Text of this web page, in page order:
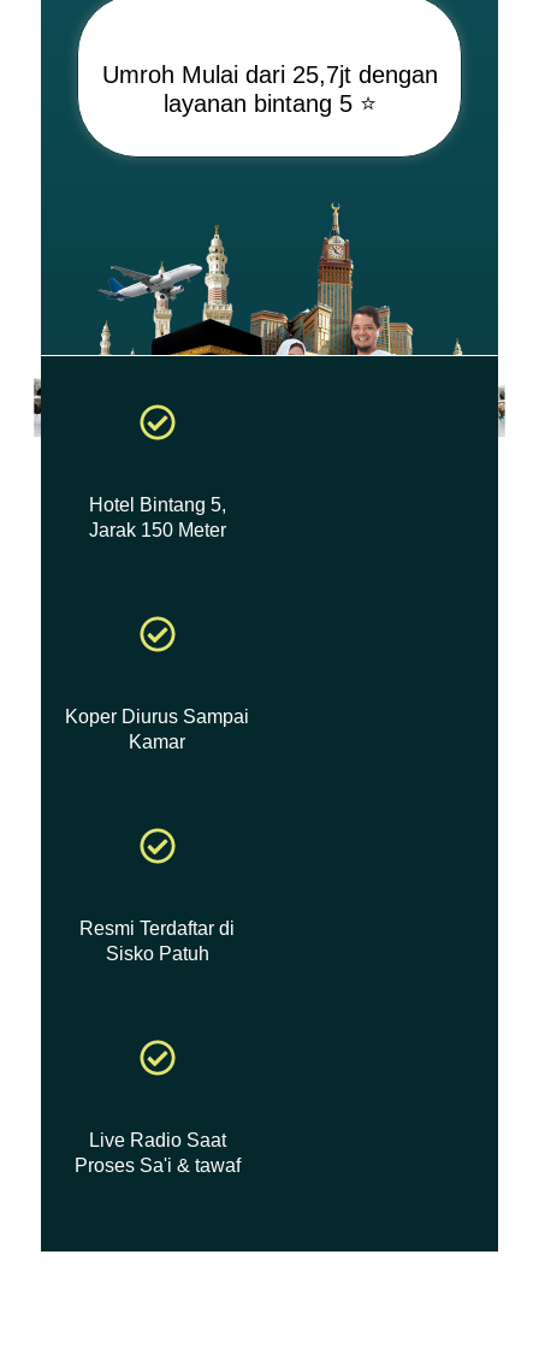
Umroh Mulai dari 25,7jt dengan
layanan bintang 5 ⭐️
Hotel Bintang 5,
Jarak 150 Meter
Koper Diurus Sampai
Kamar
Resmi Terdaftar di
Sisko Patuh
Live Radio Saat
Proses Sa'i & tawaf